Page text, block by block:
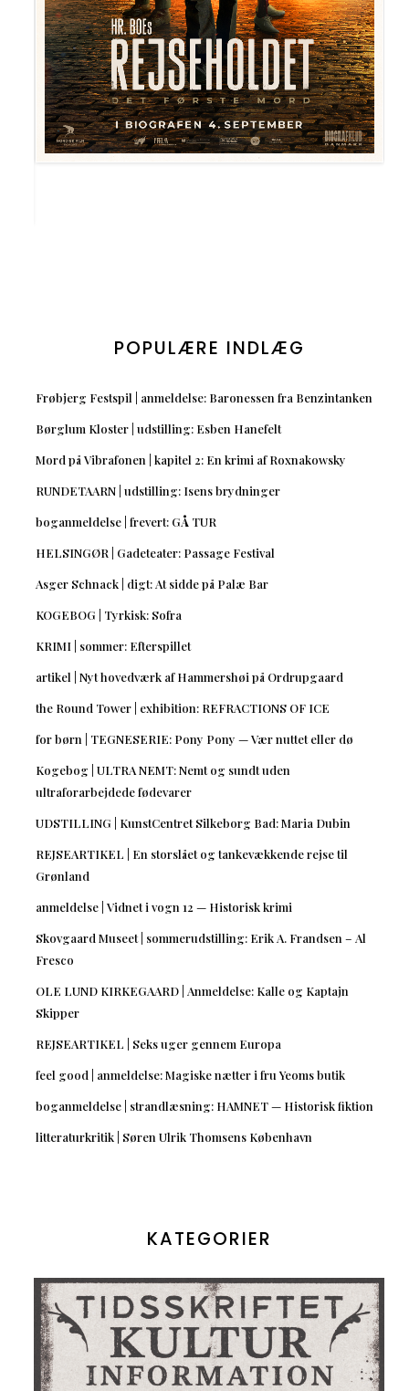
POPULÆRE INDLÆG
Frøbjerg Festspil | anmeldelse: Baronessen fra Benzintanken
Børglum Kloster | udstilling: Esben Hanefelt
Mord på Vibrafonen | kapitel 2: En krimi af Roxnakowsky
RUNDETAARN | udstilling: Isens brydninger
boganmeldelse | frevert: GÅ TUR
HELSINGØR | Gadeteater: Passage Festival
Asger Schnack | digt: At sidde på Palæ Bar
KOGEBOG | Tyrkisk: Sofra
KRIMI | sommer: Efterspillet
artikel | Nyt hovedværk af Hammershøi på Ordrupgaard
the Round Tower | exhibition: REFRACTIONS OF ICE
for børn | TEGNESERIE: Pony Pony — Vær nuttet eller dø
Kogebog | ULTRA NEMT: Nemt og sundt uden
ultraforarbejdede fødevarer
UDSTILLING | KunstCentret Silkeborg Bad: Maria Dubin
REJSEARTIKEL | En storslået og tankevækkende rejse til
Grønland
anmeldelse | Vidnet i vogn 12 — Historisk krimi
Skovgaard Museet | sommerudstilling: Erik A. Frandsen – Al
Fresco
OLE LUND KIRKEGAARD | Anmeldelse: Kalle og Kaptajn
Skipper
REJSEARTIKEL | Seks uger gennem Europa
feel good | anmeldelse: Magiske nætter i fru Yeoms butik
boganmeldelse | strandlæsning: HAMNET — Historisk fiktion
litteraturkritik | Søren Ulrik Thomsens København
KATEGORIER